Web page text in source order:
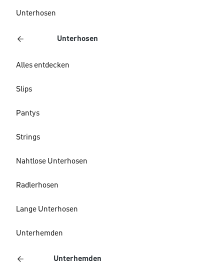
Unterhosen
Unterhosen
Alles entdecken
Slips
Pantys
Strings
Nahtlose Unterhosen
Radlerhosen
Lange Unterhosen
Unterhemden
Unterhemden